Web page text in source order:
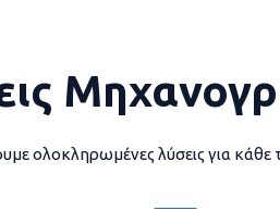
ολοκληρωμένες λύσεις για κάθε